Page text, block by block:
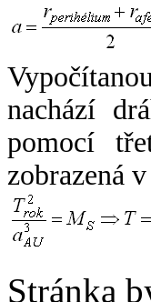
nachází
pomocí
zobrazená
Stránka